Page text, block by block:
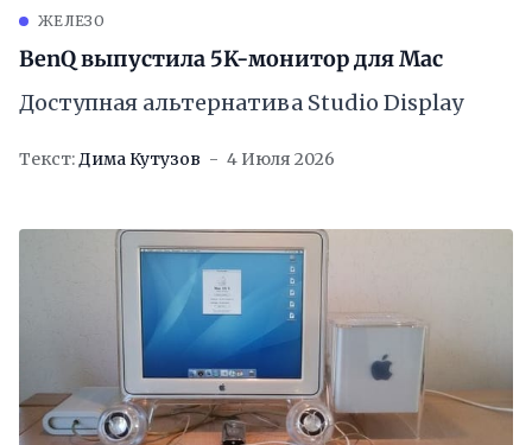
ЖЕЛЕЗО
BenQ выпустила 5K-монитор для Mac
Доступная альтернатива Studio Display
Текст:Дима Кутузов 4 Июля 2026